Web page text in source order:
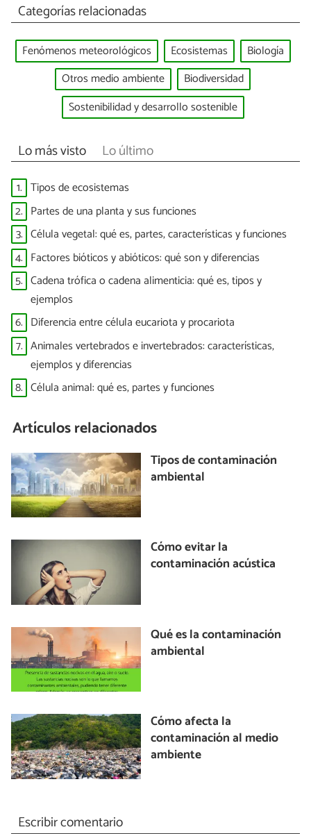
Categorías relacionadas
Fenómenos meteorológicos Ecosistemas
Biología
Otros medio ambiente
Biodiversidad
Sostenibilidad y desarrollo sostenible
Lo más visto Lo último
1. Tipos de ecosistemas
2. Partes de una planta y sus funciones
3. Célula vegetal: qué es, partes, características y funciones
4. Factores bióticos y abióticos: qué son y diferencias
5. Cadena trófica o cadena alimenticia: qué es, tipos y
ejemplos
6. Diferencia entre célula eucariota y procariota
7. Animales vertebrados e invertebrados: características,
ejemplos y diferencias
8. Célula animal: qué es, partes y funciones
Artículos relacionados
Tipos de contaminación
ambiental
Cómo evitar la
contaminación acústica
Qué es la contaminación
ambiental
Cómo afecta la
contaminación al medio
ambiente
Escribir comentario